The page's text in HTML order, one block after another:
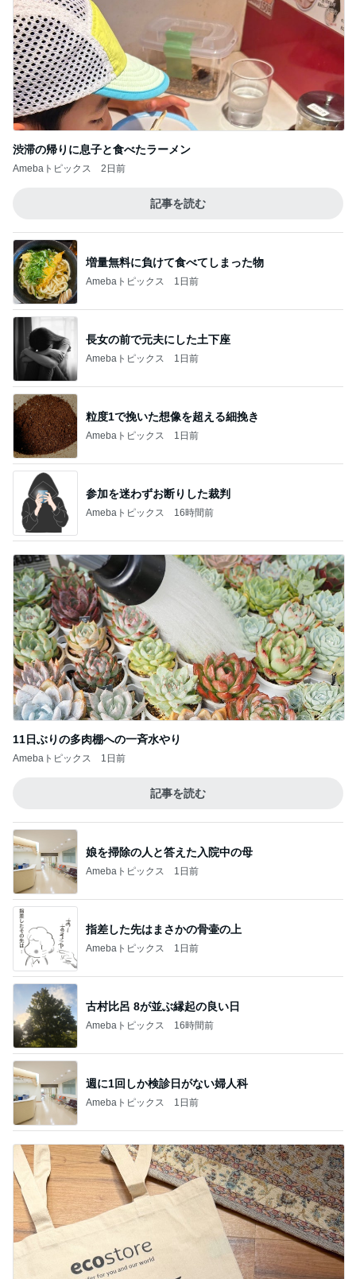
渋滞の帰りに息子と食べたラーメン
Amebaトピックス 2日前
記事を読む
増量無料に負けて食べてしまった物
Amebaトピックス 1日前
長女の前で元夫にした土下座
Amebaトピックス 1日前
粒度1で挽いた想像を超える細挽き
Amebaトピックス 1日前
参加を迷わずお断りした裁判
Amebaトピックス 16時間前
11日ぶりの多肉棚への一斉水やり
Amebaトピックス 1日前
記事を読む
娘を掃除の人と答えた入院中の母
Amebaトピックス 1日前
指差した先はまさかの骨壷の上
Amebaトピックス 1日前
古村比呂 8が並ぶ縁起の良い日
Amebaトピックス 16時間前
週に1回しか検診日がない婦人科
Amebaトピックス 1日前